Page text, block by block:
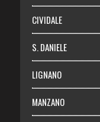
CIVIDALE
S. DANIELE
LIGNANO
MANZANO